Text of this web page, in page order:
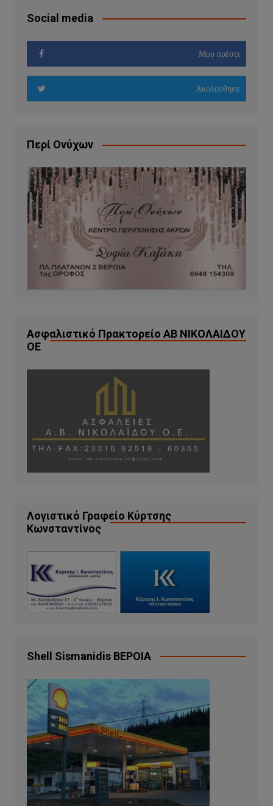
Social media
Μου αρέσει
Ακολούθησε
Περί Ονύχων
Ασφαλιστικό Πρακτορείο ΑΒ ΝΙΚΟΛΑΙΔΟΥ
ΟΕ
Λογιστικό Γραφείο Κύρτσης
Κωνσταντίνος
Shell Sismanidis ΒΕΡΟΙΑ